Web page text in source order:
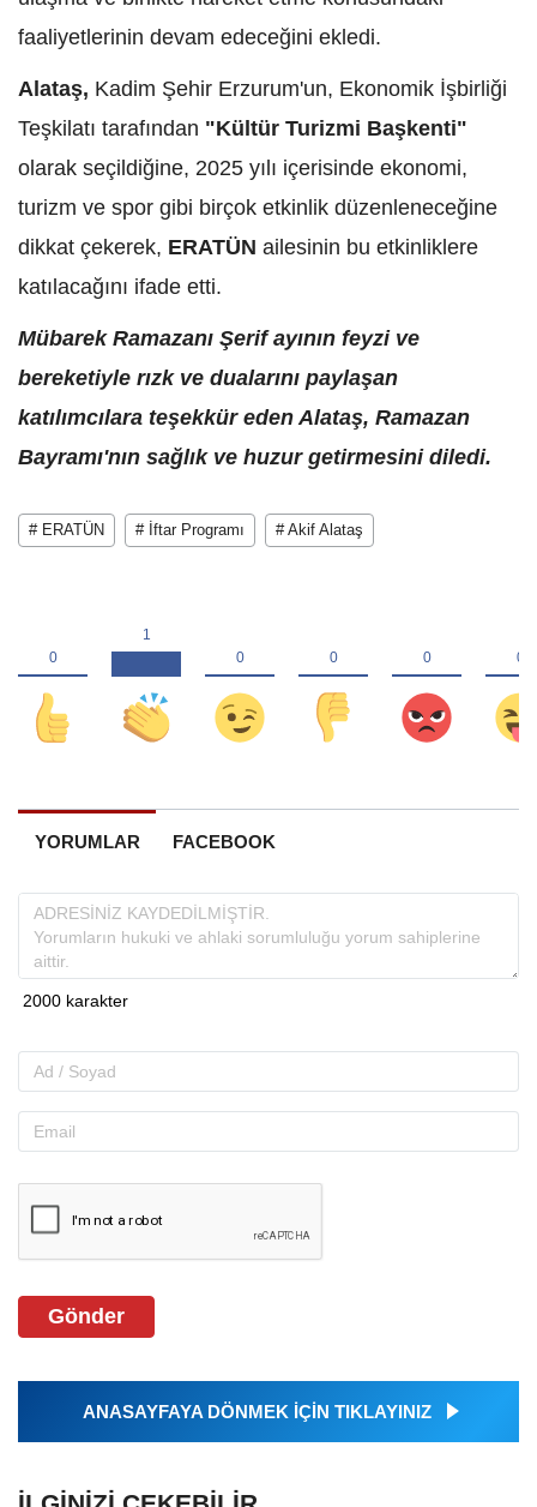
faaliyetlerinin devam edeceğini ekledi.
Alataş, Kadim Şehir Erzurum'un, Ekonomik İşbirliği
Teşkilatı tarafından "Kültür Turizmi Başkenti"
olarak seçildiğine, 2025 yılı içerisinde ekonomi,
turizm ve spor gibi birçok etkinlik düzenleneceğine
dikkat çekerek, ERATÜN ailesinin bu etkinliklere
katılacağını ifade etti.
Mübarek Ramazanı Şerif ayının feyzi ve
bereketiyle rızk ve dualarını paylaşan
katılımcılara teşekkür eden Alataş, Ramazan
Bayramı'nın sağlık ve huzur getirmesini diledi.
# ERATÜN # İftar Programı # Akif Alataş
YORUMLAR FACEBOOK
Gönder
ANASAYFAYA DÖNMEK İÇİN TIKLAYINIZ